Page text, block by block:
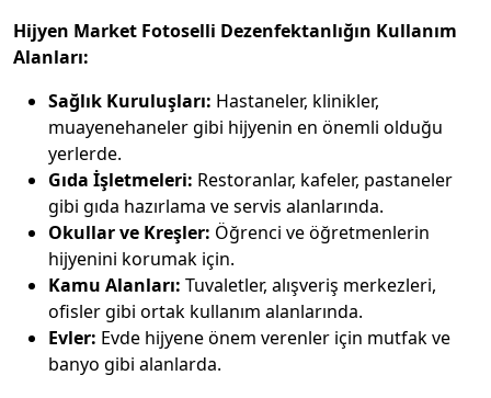
Hijyen Market Fotoselli Dezenfektanlığın Kullanım
Alanları:
Sağlık Kuruluşları: Hastaneler, klinikler,
muayenehaneler gibi hijyenin en önemli olduğu
yerlerde.
Gıda İşletmeleri: Restoranlar, kafeler, pastaneler
gibi gıda hazırlama ve servis alanlarında.
Okullar ve Kreşler: Öğrenci ve öğretmenlerin
hijyenini korumak için.
Kamu Alanları: Tuvaletler, alışveriş merkezleri,
ofisler gibi ortak kullanım alanlarında.
Evler: Evde hijyene önem verenler için mutfak ve
banyo gibi alanlarda.